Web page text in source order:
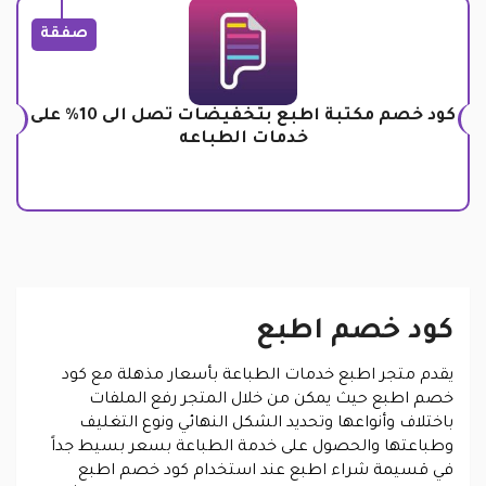
صفقة
كود خصم مكتبة اطبع بتخفيضات تصل الى 10% على
خدمات الطباعه
كود خصم اطبع
يقدم متجر اطبع خدمات الطباعة بأسعار مذهلة مع كود
خصم اطبع حيث يمكن من خلال المتجر رفع الملفات
باختلاف وأنواعها وتحديد الشكل النهائي ونوع التغليف
وطباعتها والحصول على خدمة الطباعة بسعر بسيط جداً
في قسيمة شراء اطبع عند استخدام كود خصم اطبع